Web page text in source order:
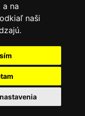
na
naši